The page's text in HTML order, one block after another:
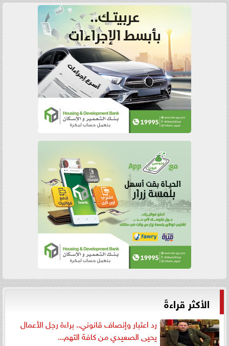
الأكثر قراءةً
رد اعتبار وإنصاف قانوني.. براءة رجل الأعمال
يحيى الصعيدي من كافة التهم...